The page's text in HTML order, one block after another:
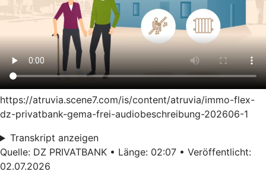
https://atruvia.scene7.com/is/content/atruvia/immo-flex-
dz-privatbank-gema-frei-audiobeschreibung-202606-1
Transkript anzeigen
Quelle: DZ PRIVATBANK • Länge: 02:07 • Veröffentlicht:
02.07.2026